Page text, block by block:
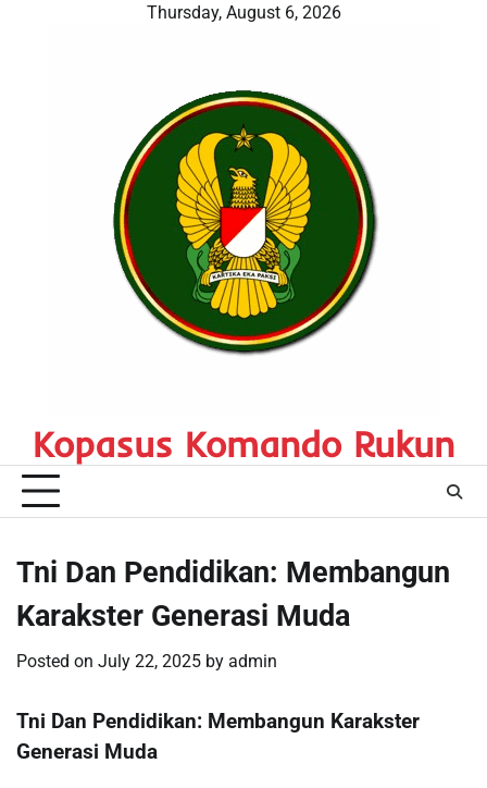
Thursday, August 6, 2026
Kopasus Komando Rukun
Tni Dan Pendidikan: Membangun
Karakster Generasi Muda
Posted on July 22, 2025 by admin
Tni Dan Pendidikan: Membangun Karakster
Generasi Muda